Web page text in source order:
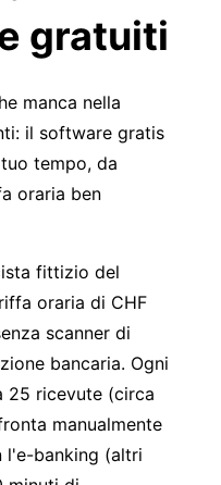
gratuiti
manca nella
il software gratis
tempo, da
oraria ben
fittizio del
oraria di CHF
scanner di
bancaria. Ogni
25 ricevute (circa
manualmente
l'e-banking (altri